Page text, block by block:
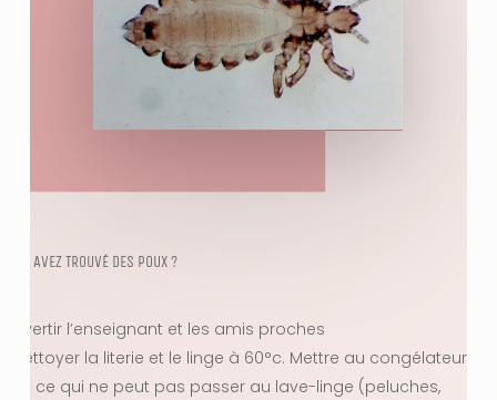
AVEZ TROUVÉ DES POUX ?
Avertir l’enseignant et les amis proches
Nettoyer la literie et le linge à 60°c. Mettre au congélateur
ce qui ne peut pas passer au lave-linge (peluches,